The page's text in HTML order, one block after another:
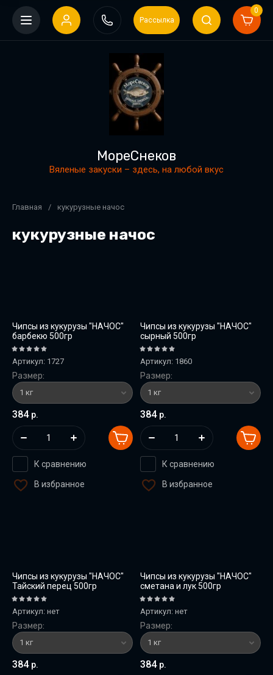
МореСнеков
Вяленые закуски – здесь, на любой вкус
Рассылка
0
Главная / кукурузные начос
кукурузные начос
Чипсы из кукурузы "НАЧОС"
барбекю 500гр
Артикул: 1727
Размер:
384 р.
К сравнению
В избранное
Чипсы из кукурузы "НАЧОС"
сырный 500гр
Артикул: 1860
Размер:
384 р.
К сравнению
В избранное
Чипсы из кукурузы "НАЧОС"
Тайский перец 500гр
Артикул: нет
Размер:
384 р.
Чипсы из кукурузы "НАЧОС"
сметана и лук 500гр
Артикул: нет
Размер:
384 р.